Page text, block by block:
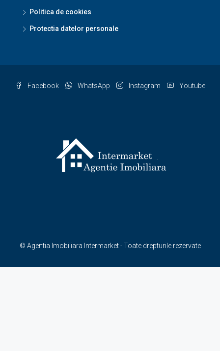
Politica de cookies
Protectia datelor personale
Facebook WhatsApp Instagram Youtube
© Agentia Imobiliara Intermarket - Toate drepturile rezervate